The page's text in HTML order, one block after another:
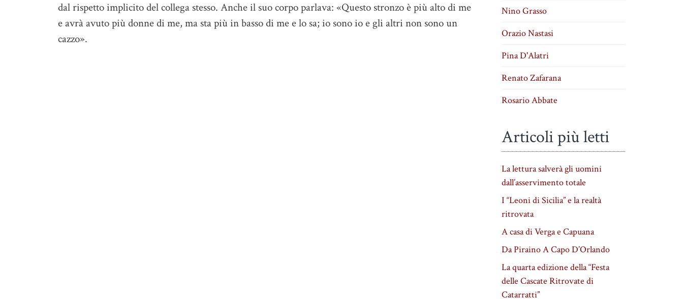
dal rispetto implicito del collega stesso. Anche il suo corpo parlava: «Questo stronzo è più alto di me
e avrà avuto più donne di me, ma sta più in basso di me e lo sa; io sono io e gli altri non sono un
cazzo».
Nino Grasso
Orazio Nastasi
Pina D'Alatri
Renato Zafarana
Rosario Abbate
Articoli più letti
La lettura salverà gli uomini
dall’asservimento totale
I “Leoni di Sicilia” e la realtà
ritrovata
A casa di Verga e Capuana
Da Piraino A Capo D’Orlando
La quarta edizione della “Festa
delle Cascate Ritrovate di
Catarratti”